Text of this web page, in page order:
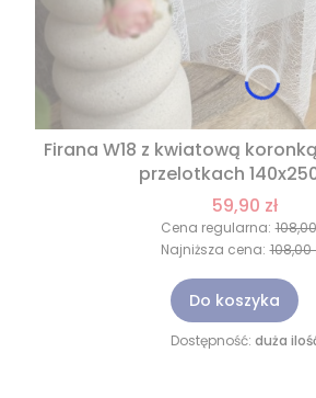
Firana W18 z kwiatową
przelotkach
59,90 zł
Cena regularna:
Najniższa cena: 108,00
Do koszyka
Dostępność: duża